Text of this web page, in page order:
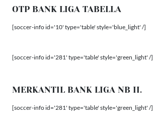
OTP BANK LIGA TABELLA
[soccer-info id='10' type='table' style='blue_light' /]
[soccer-info id='281' type='table' style='green_light' /]
MERKANTIL BANK LIGA NB II.
[soccer-info id='281' type='table' style='green_light' /]